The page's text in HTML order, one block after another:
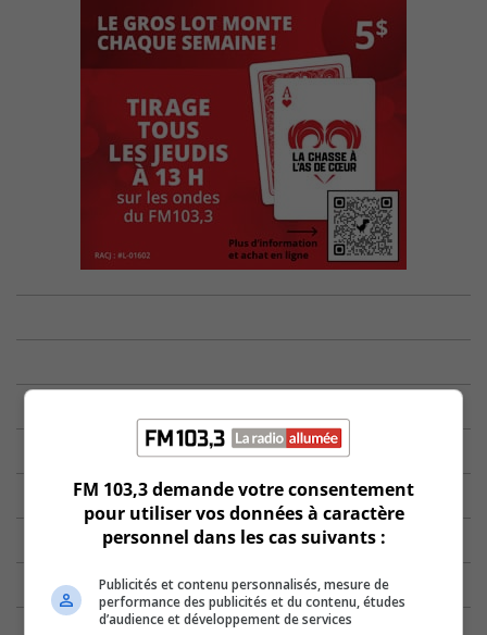
FM 103,3 demande votre consentement
pour utiliser vos données à caractère
personnel dans les cas suivants :
Publicités et contenu personnalisés, mesure de
performance des publicités et du contenu, études
d’audience et développement de services